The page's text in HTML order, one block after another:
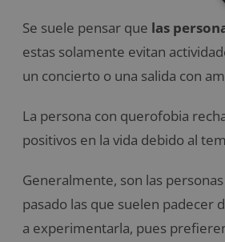
Se suele pensar que las
estas solamente evitan
un concierto o una salida con
La persona con querofobia
positivos en la vida debido al
Generalmente, son las
pasado las que suelen padecer
a experimentarla, pues